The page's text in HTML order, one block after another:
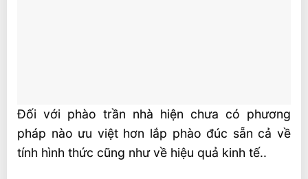
Đối với phào trần nhà hiện chưa có phương
pháp nào ưu việt hơn lắp phào đúc sẵn cả về
tính hình thức cũng như về hiệu quả kinh tế..